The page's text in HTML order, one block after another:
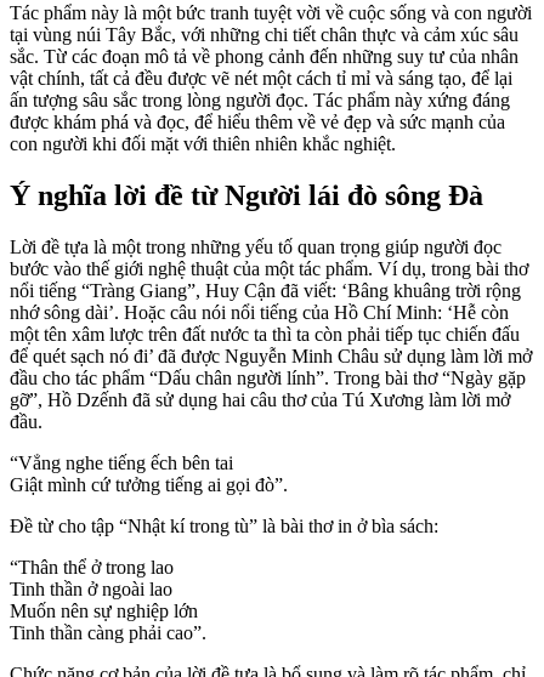
Tác phẩm này là một bức tranh tuyệt vời về cuộc sống và con người
tại vùng núi Tây Bắc, với những chi tiết chân thực và cảm xúc sâu
sắc. Từ các đoạn mô tả về phong cảnh đến những suy tư của nhân
vật chính, tất cả đều được vẽ nét một cách tỉ mỉ và sáng tạo, để lại
ấn tượng sâu sắc trong lòng người đọc. Tác phẩm này xứng đáng
được khám phá và đọc, để hiểu thêm về vẻ đẹp và sức mạnh của
con người khi đối mặt với thiên nhiên khắc nghiệt.
Ý nghĩa lời đề từ Người lái đò sông Đà
Lời đề tựa là một trong những yếu tố quan trọng giúp người đọc
bước vào thế giới nghệ thuật của một tác phẩm. Ví dụ, trong bài thơ
nổi tiếng “Tràng Giang”, Huy Cận đã viết: ‘Bâng khuâng trời rộng
nhớ sông dài’. Hoặc câu nói nổi tiếng của Hồ Chí Minh: ‘Hễ còn
một tên xâm lược trên đất nước ta thì ta còn phải tiếp tục chiến đấu
để quét sạch nó đi’ đã được Nguyễn Minh Châu sử dụng làm lời mở
đầu cho tác phẩm “Dấu chân người lính”. Trong bài thơ “Ngày gặp
gỡ”, Hồ Dzếnh đã sử dụng hai câu thơ của Tú Xương làm lời mở
đầu.
“Vẳng nghe tiếng ếch bên tai
Giật mình cứ tưởng tiếng ai gọi đò”.
Đề từ cho tập “Nhật kí trong tù” là bài thơ in ở bìa sách:
“Thân thể ở trong lao
Tinh thần ở ngoài lao
Muốn nên sự nghiệp lớn
Tinh thần càng phải cao”.